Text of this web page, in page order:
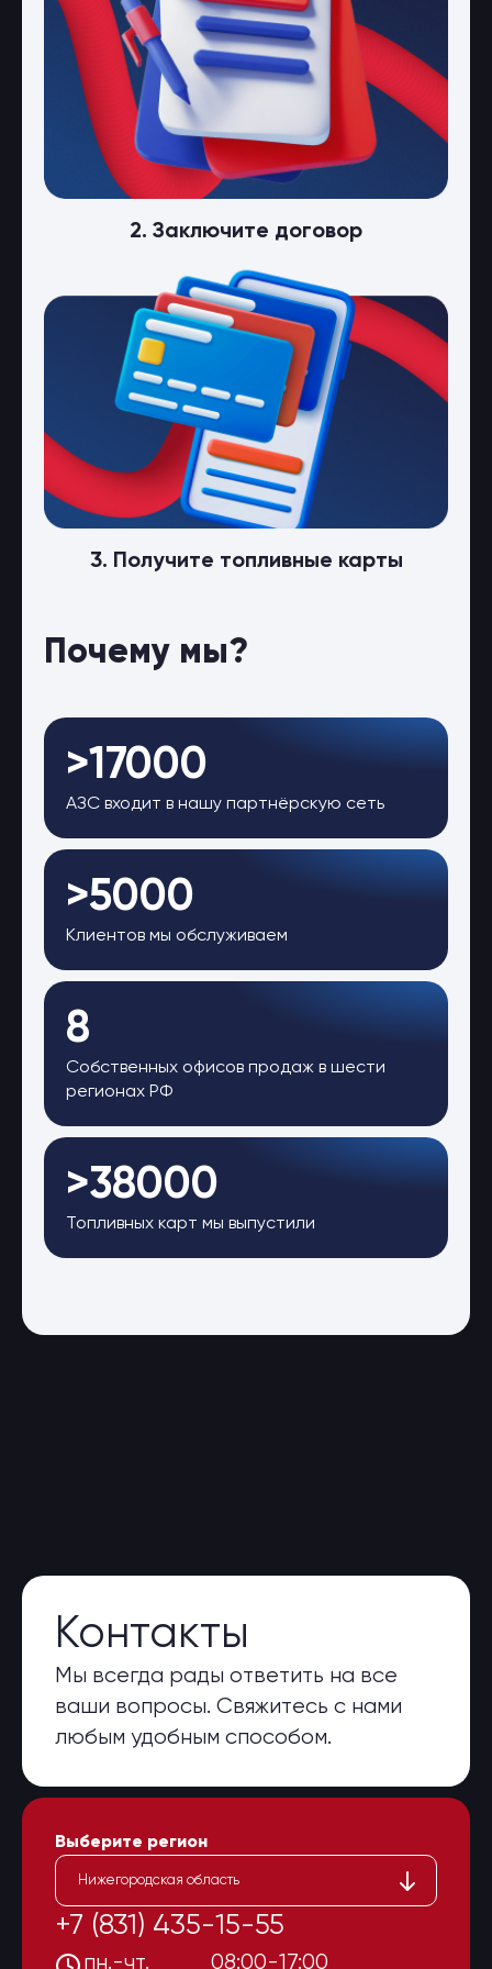
2. Заключите договор
3. Получите топливные карты
Почему мы?
>17000
АЗС входит в нашу партнёрскую сеть
>5000
Клиентов мы обслуживаем
8
Собственных офисов продаж в шести
регионах РФ
>38000
Топливных карт мы выпустили
Контакты
Мы всегда рады ответить на все
ваши вопросы. Свяжитесь с нами
любым удобным способом.
Выберите регион
Нижегородская область
+7 (831) 435-15-55
пн.-чт. 08:00-17:00